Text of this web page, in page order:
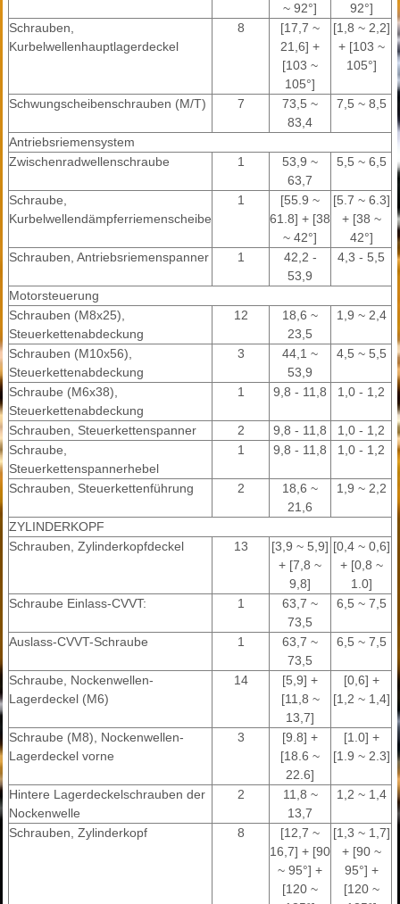
~ 92°]
92°]
Schrauben,
Kurbelwellenhauptlagerdeckel
8
[17,7 ~
21,6] +
[103 ~
105°]
[1,8 ~ 2,2]
+ [103 ~
105°]
Schwungscheibenschrauben (M/T) 7
73,5 ~
83,4
7,5 ~ 8,5
Antriebsriemensystem
Zwischenradwellenschraube
1
53,9 ~
63,7
5,5 ~ 6,5
Schraube,
Kurbelwellendämpferriemenscheibe
1
[55.9 ~
61.8] + [38
~ 42°]
[5.7 ~ 6.3]
+ [38 ~
42°]
Schrauben, Antriebsriemenspanner
1
42,2 -
53,9
4,3 - 5,5
Motorsteuerung
Schrauben (M8x25),
Steuerkettenabdeckung
12
18,6 ~
23,5
1,9 ~ 2,4
Schrauben (M10x56),
Steuerkettenabdeckung
3
44,1 ~
53,9
4,5 ~ 5,5
Schraube (M6x38),
Steuerkettenabdeckung
1 9,8 - 11,8 1,0 - 1,2
Schrauben, Steuerkettenspanner 2 9,8 - 11,8
1,0 - 1,2
Schraube,
Steuerkettenspannerhebel
1 9,8 - 11,8 1,0 - 1,2
Schrauben, Steuerkettenführung 2
18,6 ~
21,6
1,9 ~ 2,2
ZYLINDERKOPF
Schrauben, Zylinderkopfdeckel
13
[3,9 ~ 5,9]
+ [7,8 ~
9,8]
[0,4 ~ 0,6]
+ [0,8 ~
1.0]
Schraube Einlass-CVVT:
1
63,7 ~
73,5
6,5 ~ 7,5
Auslass-CVVT-Schraube 1
63,7 ~
73,5
6,5 ~ 7,5
Schraube, Nockenwellen-
Lagerdeckel (M6)
14
[5,9] +
[11,8 ~
13,7]
[0,6] +
[1,2 ~ 1,4]
Schraube (M8), Nockenwellen-
Lagerdeckel vorne
3
[9.8] +
[18.6 ~
22.6]
[1.0] +
[1.9 ~ 2.3]
Hintere Lagerdeckelschrauben der
Nockenwelle
2
11,8 ~
13,7
1,2 ~ 1,4
Schrauben, Zylinderkopf 8
[12,7 ~
16,7] + [90
~ 95°] +
[120 ~
[1,3 ~ 1,7]
+ [90 ~
95°] +
[120 ~